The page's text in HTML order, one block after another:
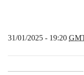
31/01/2025 - 19:20